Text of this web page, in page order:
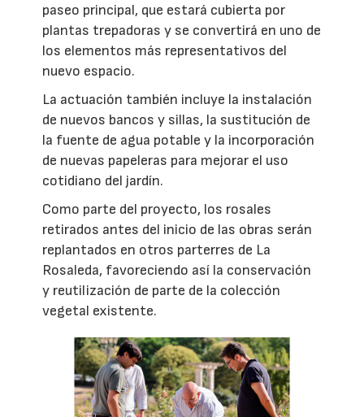
paseo principal, que estará cubierta por
plantas trepadoras y se convertirá en uno de
los elementos más representativos del
nuevo espacio.
La actuación también incluye la instalación
de nuevos bancos y sillas, la sustitución de
la fuente de agua potable y la incorporación
de nuevas papeleras para mejorar el uso
cotidiano del jardín.
Como parte del proyecto, los rosales
retirados antes del inicio de las obras serán
replantados en otros parterres de La
Rosaleda, favoreciendo así la conservación
y reutilización de parte de la colección
vegetal existente.